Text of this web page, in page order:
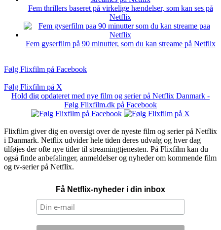
Fem thrillers baseret på virkelige hændelser, som kan ses på
Netflix
Fem gyserfilm på 90 minutter, som du kan streame på Netflix
Følg Flixfilm på Facebook
Følg Flixfilm på X
Hold dig opdateret med nye film og serier på Netflix Danmark -
Følg Flixfilm.dk på Facebook
Flixfilm giver dig en oversigt over de nyeste film og serier på Netflix
i Danmark. Netflix udvider hele tiden deres udvalg og hver dag
tilføjes der ofte nye titler til streamingtjenesten. På Flixfilm kan du
også finde anbefalinger, anmeldelser og nyheder om kommende film
og tv-serier på Netflix.
Få Netflix-nyheder i din inbox